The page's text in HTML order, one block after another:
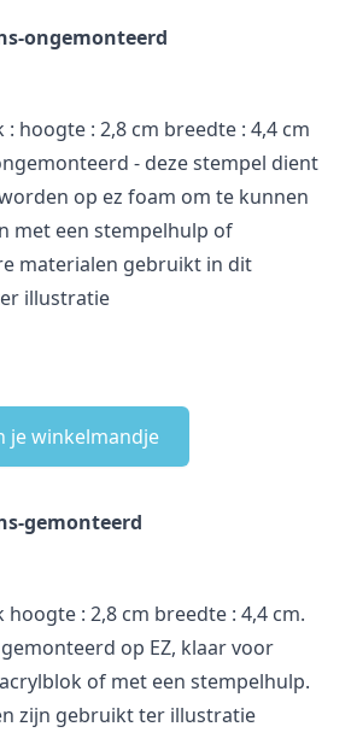
ongemonteerd
hoogte : 2,8 cm breedte : 4,4 cm
- deze stempel dient
op ez foam om te kunnen
met een stempelhulp of
materialen gebruikt in dit
illustratie
je winkelmandje
gemonteerd
: 2,8 cm breedte : 4,4 cm.
op EZ, klaar voor
of met een stempelhulp.
zijn gebruikt ter illustratie